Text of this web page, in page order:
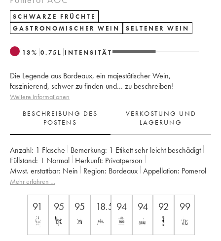
SCHWARZE FRÜCHTE
GASTRONOMISCHER WEIN
SELTENER WEIN
13% 0.75 L INTENSITÄT
Die Legende aus Bordeaux, ein majestätischer Wein,
faszinierend, schwer zu finden und... zu beschreiben!
Weitere Informationen
BESCHREIBUNG DES
POSTENS
VERKOSTUNG UND
LAGERUNG
Anzahl: 1 Flasche Bemerkung: 1 Etikett sehr leicht beschädigt
Füllstand: 1 Normal Herkunft:
privatperson
Mwst. erstattbar:
nein Region: Bordeaux Appellation: Pomerol
Eigentümer:
Mehr erfahren …
91 95 95 18.5 94 94 92 99